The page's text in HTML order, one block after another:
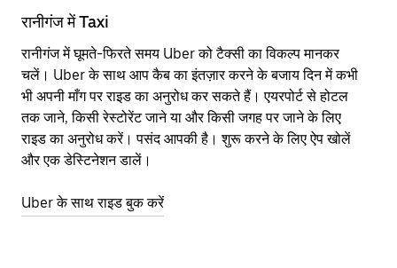
रानीगंज में Taxi
रानीगंज में घूमते-फिरते समय Uber को टैक्सी का विकल्प मानकर
चलें। Uber के साथ आप कैब का इंतज़ार करने के बजाय दिन में कभी
भी अपनी माँग पर राइड का अनुरोध कर सकते हैं। एयरपोर्ट से होटल
तक जाने, किसी रेस्टोरेंट जाने या और किसी जगह पर जाने के लिए
राइड का अनुरोध करें। पसंद आपकी है। शुरू करने के लिए ऐप खोलें
और एक डेस्टिनेशन डालें।
Uber के साथ राइड बुक करें